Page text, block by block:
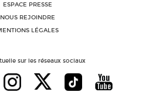
ESPACE PRESSE
NOUS REJOINDRE
LÉGALES
sur les réseaux sociaux